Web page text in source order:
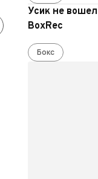
Усик не
BoxRec
Бокс